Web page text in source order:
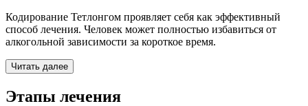
Кодирование Тетлонгом проявляет себя как эффективный
способ лечения. Человек может полностью избавиться от
алкогольной зависимости за короткое время.
Читать далее
Этапы лечения